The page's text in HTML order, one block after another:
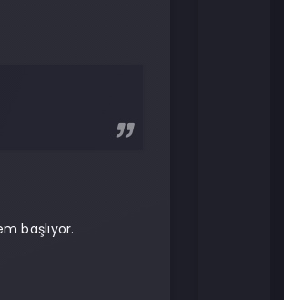
başlıyor.